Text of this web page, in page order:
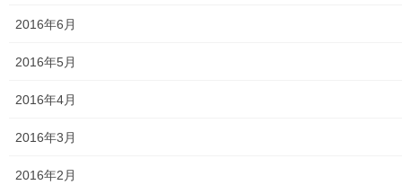
2016年6月
2016年5月
2016年4月
2016年3月
2016年2月